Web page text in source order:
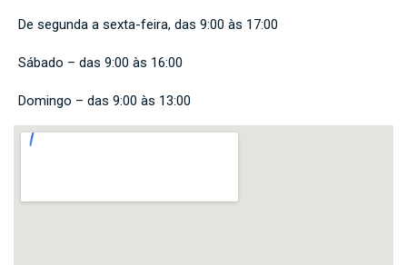
De segunda a sexta-feira, das 9:00 às 17:00
Sábado – das 9:00 às 16:00
Domingo – das 9:00 às 13:00